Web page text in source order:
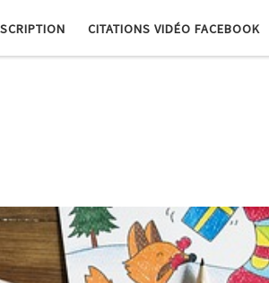
CITATIONS VIDÉO FACEBOOK